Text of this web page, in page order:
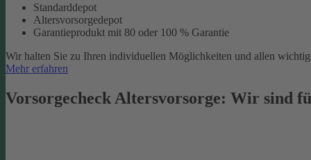
Standarddepot
Altersvorsorgedepot
Garantieprodukt mit 80 oder 100 % Garantie
Wir halten Sie zu Ihren individuellen Möglichkeiten und allen
Mehr erfahren
Vorsorgecheck Altersvorsorge:­ Wir sind